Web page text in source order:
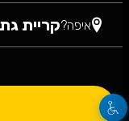
איפה?קריית גת